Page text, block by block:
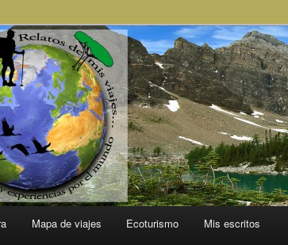
Mapa de viajes Ecoturismo Mis escritos